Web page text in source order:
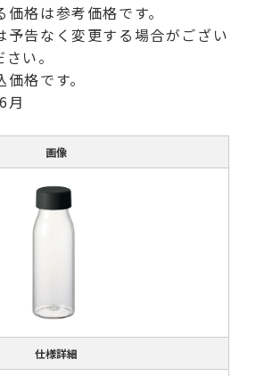
格は参考価格です。
予告なく変更する場合がござい
い。
格です。
月
画像
仕様詳細